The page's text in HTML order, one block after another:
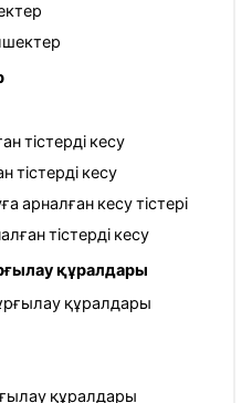
тістерді кесу
тістерді кесу
арналған кесу тістері
тістерді кесу
құралдары
құралдары
құралдары